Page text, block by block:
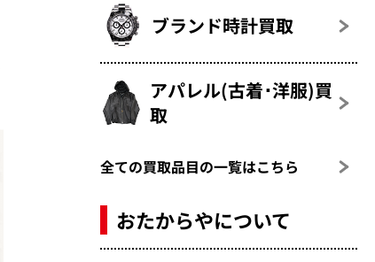
ブランド時計買取
アパレル(古着･洋服)買
取
全ての買取品目の一覧はこちら
おたからやについて